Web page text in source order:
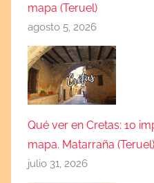
mapa (Teruel)
agosto 5, 2026
Qué ver en Cretas: 10
mapa. Matarraña (Teruel)
julio 31, 2026